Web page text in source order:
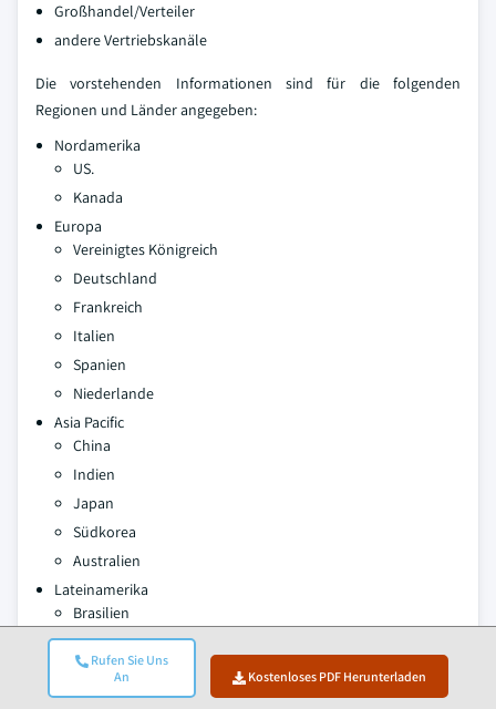
Rufen Sie Uns
An
Kostenloses PDF Herunterladen
Großhandel/Verteiler
andere Vertriebskanäle
Die vorstehenden Informationen sind für die folgenden
Regionen und Länder angegeben:
Nordamerika
US.
Kanada
Europa
Vereinigtes Königreich
Deutschland
Frankreich
Italien
Spanien
Niederlande
Asia Pacific
China
Indien
Japan
Südkorea
Australien
Lateinamerika
Brasilien
Mexiko
Argentinien
Naher Osten und Afrika